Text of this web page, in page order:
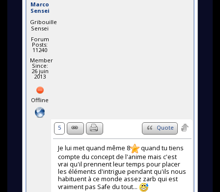
Marco
Sensei
Gribouille
Sensei
Forum
Posts:
11240
Member
Since:
26 juin
2013
Offline
5 Quote
Je lui met quand même 8
quand tu tiens
compte du concept de l'anime mais c'est
vrai qu'il prennent leur temps pour placer
les éléments d'intrigue pendant qu'ils nous
habituent à ce monde assez zarb qui est
vraiment pas Safe du tout...